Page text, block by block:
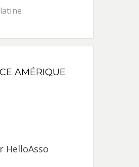
AMÉRIQUE
HelloAsso